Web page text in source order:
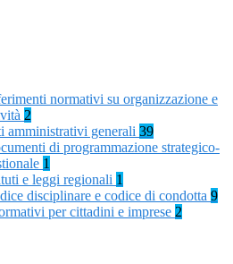
normativi su organizzazione e
2
amministrativi generali 39
di programmazione strategico-
1
e leggi regionali 1
disciplinare e codice di condotta 9
per cittadini e imprese 2